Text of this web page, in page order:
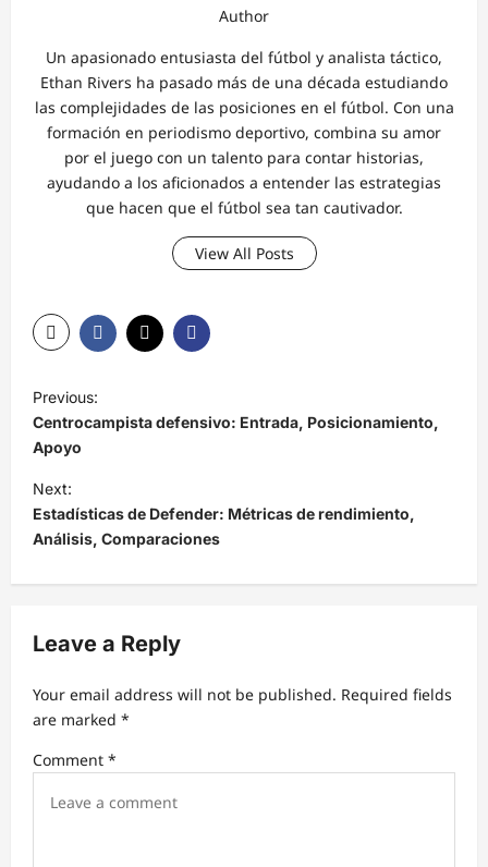
Author
Un apasionado entusiasta del fútbol y analista táctico,
Ethan Rivers ha pasado más de una década estudiando
las complejidades de las posiciones en el fútbol. Con una
formación en periodismo deportivo, combina su amor
por el juego con un talento para contar historias,
ayudando a los aficionados a entender las estrategias
que hacen que el fútbol sea tan cautivador.
View All Posts
o
s
t
n
a
v
g
a
t
i
Previous:
Centrocampista defensivo: Entrada, Posicionamiento,
Apoyo
Next:
Estadísticas de Defender: Métricas de rendimiento,
Análisis, Comparaciones
Leave a Reply
Your email address will not be published. Required fields
are marked *
Comment *